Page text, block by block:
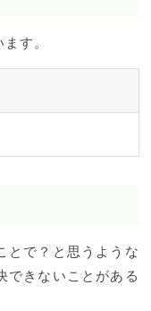
す。
とで？と思うような
できないことがある